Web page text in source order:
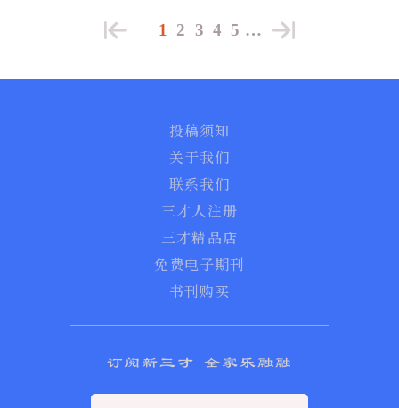
1 2 3 4 5 …
投稿须知
关于我们
联系我们
三才人注册
三才精品店
免费电子期刊
书刊购买
订阅新三才 全家乐融融